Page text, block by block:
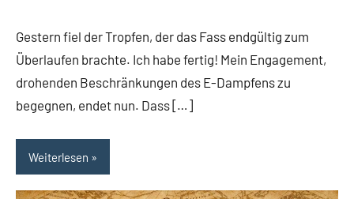
Gestern fiel der Tropfen, der das Fass endgültig zum
Überlaufen brachte. Ich habe fertig! Mein Engagement,
drohenden Beschränkungen des E-Dampfens zu
begegnen, endet nun. Dass […]
Weiterlesen